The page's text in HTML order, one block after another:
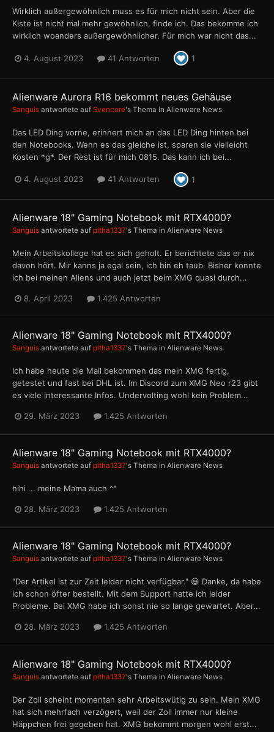
Wirklich außergewöhnlich muss es für mich nicht sein. Aber die
Kiste ist nicht mal mehr gewöhnlich, finde ich. Das bekomme ich
wirklich woanders außergewöhnlicher. Für mich war nicht das...
4. August 2023 41 Antworten 1
Alienware Aurora R16 bekommt neues Gehäuse
Sanguis antwortete auf Svencore's Thema in Alienware News
Das LED Ding vorne, erinnert mich an das LED Ding hinten bei
den Notebooks. Wenn es das gleiche ist, sparen sie vielleicht
Kosten *g*. Der Rest ist für mich 0815. Das kann ich bei...
4. August 2023 41 Antworten 1
Alienware 18" Gaming Notebook mit RTX4000?
Sanguis antwortete auf pitha1337's Thema in Alienware News
Mein Arbeitskollege hat es sich geholt. Er berichtete das er nix
davon hört. Mir kanns ja egal sein, ich bin eh taub. Bisher konnte
ich bei meinen Aliens und auch jetzt beim XMG quasi durch...
8. April 2023 1.425 Antworten
Alienware 18" Gaming Notebook mit RTX4000?
Sanguis antwortete auf pitha1337's Thema in Alienware News
Ich habe heute die Mail bekommen das mein XMG fertig,
getestet und fast bei DHL ist. Im Discord zum XMG Neo r23 gibt
es viele interessante Infos. Undervolting wohl kein Problem...
29. März 2023 1.425 Antworten
Alienware 18" Gaming Notebook mit RTX4000?
Sanguis antwortete auf pitha1337's Thema in Alienware News
hihi ... meine Mama auch ^^
28. März 2023 1.425 Antworten
Alienware 18" Gaming Notebook mit RTX4000?
Sanguis antwortete auf pitha1337's Thema in Alienware News
"Der Artikel ist zur Zeit leider nicht verfügbar." 😃 Danke, da habe
ich schon öfter bestellt. Mit dem Support hatte ich leider
Probleme. Bei XMG habe ich sonst nie so lange gewartet. Aber...
28. März 2023 1.425 Antworten
Alienware 18" Gaming Notebook mit RTX4000?
Sanguis antwortete auf pitha1337's Thema in Alienware News
Der Zoll scheint momentan sehr Arbeitswütig zu sein. Mein XMG
hat sich mehrfach verzögert, weil der Zoll immer nur kleine
Häppchen frei gegeben hat. XMG bekommt morgen wohl erst...